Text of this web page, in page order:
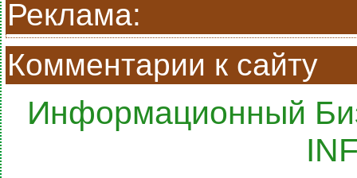
Реклама:
Комментарии к сайту
Информационный